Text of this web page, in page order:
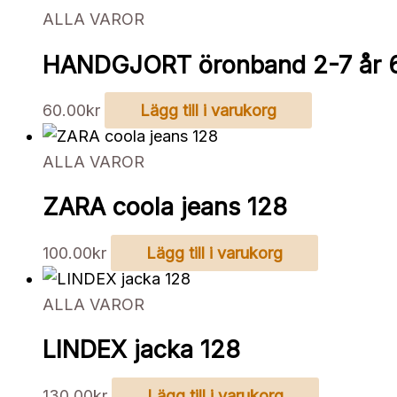
ALLA VAROR
HANDGJORT öronband 2-7 år
60.00kr Lägg till i varukorg
ALLA VAROR
ZARA coola jeans 128
100.00kr Lägg till i varukorg
ALLA VAROR
LINDEX jacka 128